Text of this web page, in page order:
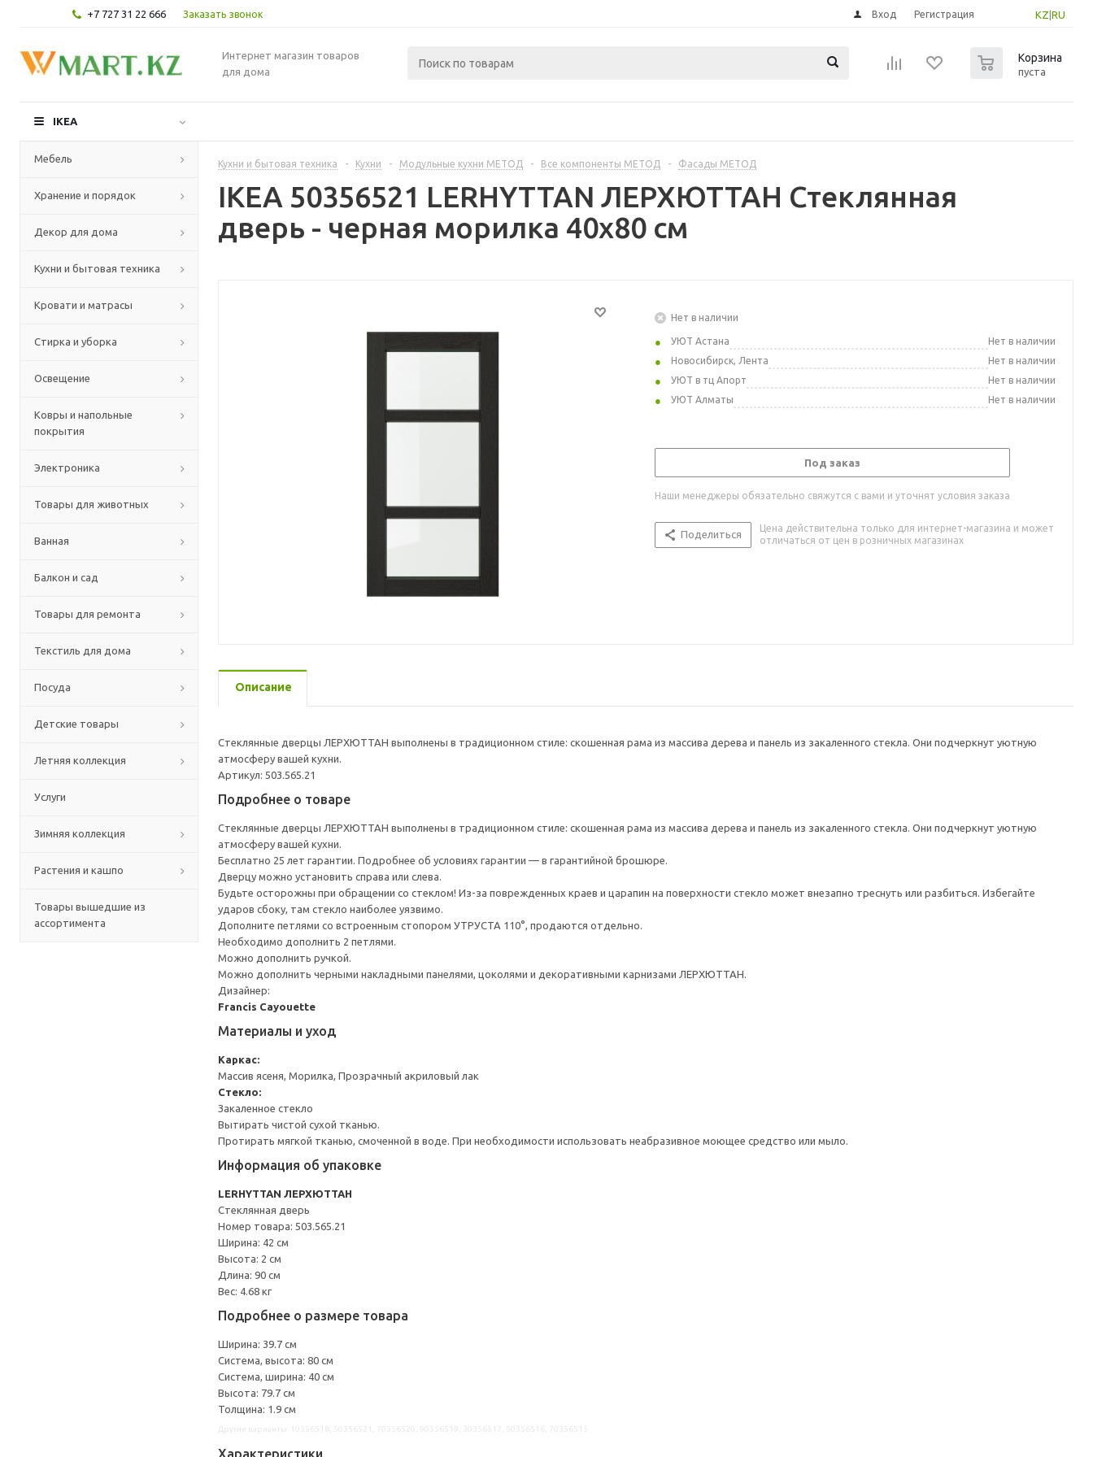
+7 727 31 22 666 Заказать звонок KZ RU
Вход Регистрация
Интернет магазин товаров
для дома
Корзина
пуста
IKEA
Мебель
Хранение и порядок
Декор для дома
Кухни и бытовая техника
Кровати и матрасы
Стирка и уборка
Освещение
Ковры и напольные
покрытия
Электроника
Товары для животных
Ванная
Балкон и сад
Товары для ремонта
Текстиль для дома
Посуда
Детские товары
Летняя коллекция
Услуги
Зимняя коллекция
Растения и кашпо
Товары вышедшие из
ассортимента
Кухни и бытовая техника - Кухни - Модульные кухни МЕТОД - Все компоненты МЕТОД - Фасады МЕТОД
IKEA 50356521 LERHYTTAN ЛЕРХЮТТАН Стеклянная
дверь - черная морилка 40x80 см
Нет в наличии
УЮТ Астана
Нет в наличии
Новосибирск, Лента
Нет в наличии
УЮТ в тц Апорт
Нет в наличии
УЮТ Алматы
Нет в наличии
Под заказ
Наши менеджеры обязательно свяжутся с вами и уточнят условия заказа
Поделиться
Цена действительна только для интернет-магазина и может
отличаться от цен в розничных магазинах
Описание
Стеклянные дверцы ЛЕРХЮТТАН выполнены в традиционном стиле: скошенная рама из массива дерева и панель из закаленного стекла. Они подчеркнут уютную
атмосферу вашей кухни.
Артикул: 503.565.21
Подробнее о товаре
Стеклянные дверцы ЛЕРХЮТТАН выполнены в традиционном стиле: скошенная рама из массива дерева и панель из закаленного стекла. Они подчеркнут уютную
атмосферу вашей кухни.
Бесплатно 25 лет гарантии. Подробнее об условиях гарантии — в гарантийной брошюре.
Дверцу можно установить справа или слева.
Будьте осторожны при обращении со стеклом! Из-за поврежденных краев и царапин на поверхности стекло может внезапно треснуть или разбиться. Избегайте
ударов сбоку, там стекло наиболее уязвимо.
Дополните петлями со встроенным стопором УТРУСТА 110°, продаются отдельно.
Необходимо дополнить 2 петлями.
Можно дополнить ручкой.
Можно дополнить черными накладными панелями, цоколями и декоративными карнизами ЛЕРХЮТТАН.
Дизайнер:
Francis Cayouette
Материалы и уход
Каркас:
Массив ясеня, Морилка, Прозрачный акриловый лак
Стекло:
Закаленное стекло
Вытирать чистой сухой тканью.
Протирать мягкой тканью, смоченной в воде. При необходимости использовать неабразивное моющее средство или мыло.
Информация об упаковке
LERHYTTAN ЛЕРХЮТТАН
Стеклянная дверь
Номер товара: 503.565.21
Ширина: 42 см
Высота: 2 см
Длина: 90 см
Вес: 4.68 кг
Подробнее о размере товара
Ширина: 39.7 см
Система, высота: 80 см
Система, ширина: 40 см
Высота: 79.7 см
Толщина: 1.9 см
Характеристики